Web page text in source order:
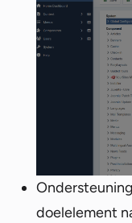
doelelement